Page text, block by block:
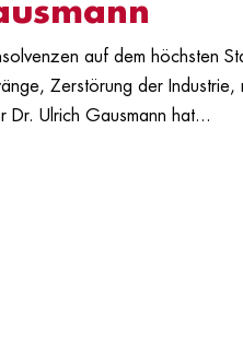
auf dem höchsten
Zerstörung der
Dr. Ulrich Gausmann hat...